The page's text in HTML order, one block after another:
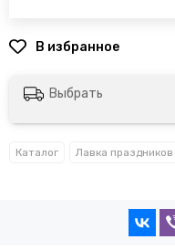
Выбрать
Каталог Лавка праздников